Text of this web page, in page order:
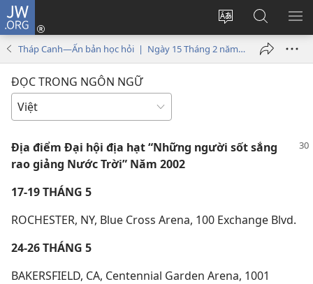
JW.ORG
Thay
đổi
Đăng
nhập
(mở
cửa
Tìm
kiếm
JW.ORG
Tháp Canh—Ấn bản học hỏi | Ngày 15 Tháng 2 năm 2002
ĐỌC TRONG NGÔN NGỮ
Địa điểm Đại hội địa hạt “Những người sốt sắng
rao giảng Nước Trời” Năm 2002
17-19 THÁNG 5
ROCHESTER, NY, Blue Cross Arena, 100 Exchange Blvd.
24-26 THÁNG 5
BAKERSFIELD, CA, Centennial Garden Arena, 1001